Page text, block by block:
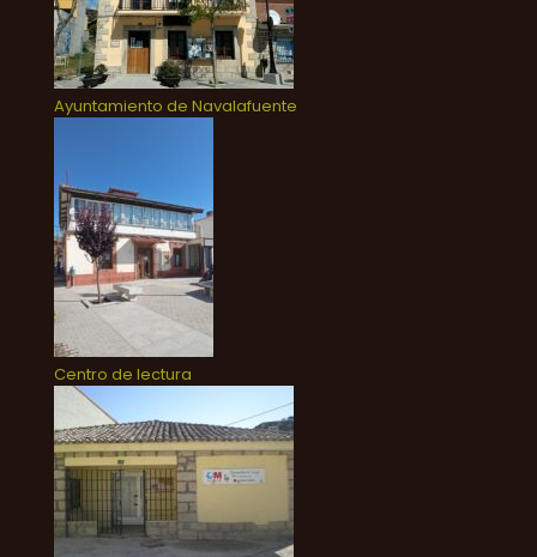
Ayuntamiento de Navalafuente
Centro de lectura